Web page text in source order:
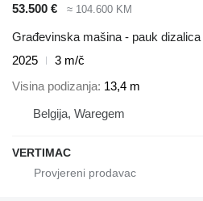
53.500 €
≈ 104.600 KM
Građevinska mašina - pauk dizalica
2025
3 m/č
Visina podizanja 13,4 m
Belgija, Waregem
VERTIMAC